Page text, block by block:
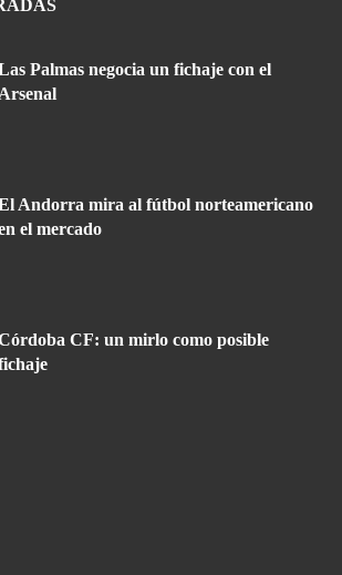
Palmas negocia un fichaje con el
Arsenal
Andorra mira al fútbol norteamericano
el mercado
CF: un mirlo como posible